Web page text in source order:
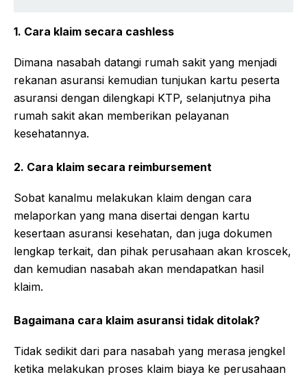
1. Cara klaim secara cashless
Dimana nasabah datangi rumah sakit yang menjadi
rekanan asuransi kemudian tunjukan kartu peserta
asuransi dengan dilengkapi KTP, selanjutnya piha
rumah sakit akan memberikan pelayanan
kesehatannya.
2. Cara klaim secara reimbursement
Sobat kanalmu melakukan klaim dengan cara
melaporkan yang mana disertai dengan kartu
kesertaan asuransi kesehatan, dan juga dokumen
lengkap terkait, dan pihak perusahaan akan kroscek,
dan kemudian nasabah akan mendapatkan hasil
klaim.
Bagaimana cara klaim asuransi tidak ditolak?
Tidak sedikit dari para nasabah yang merasa jengkel
ketika melakukan proses klaim biaya ke perusahaan